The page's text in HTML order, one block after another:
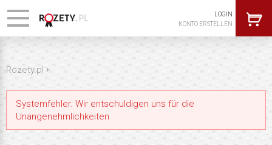
LOGIN
KONTO ERSTELLEN
Rozety.pl ›
Systemfehler. Wir entschuldigen uns für die
Unangenehmlichkeiten